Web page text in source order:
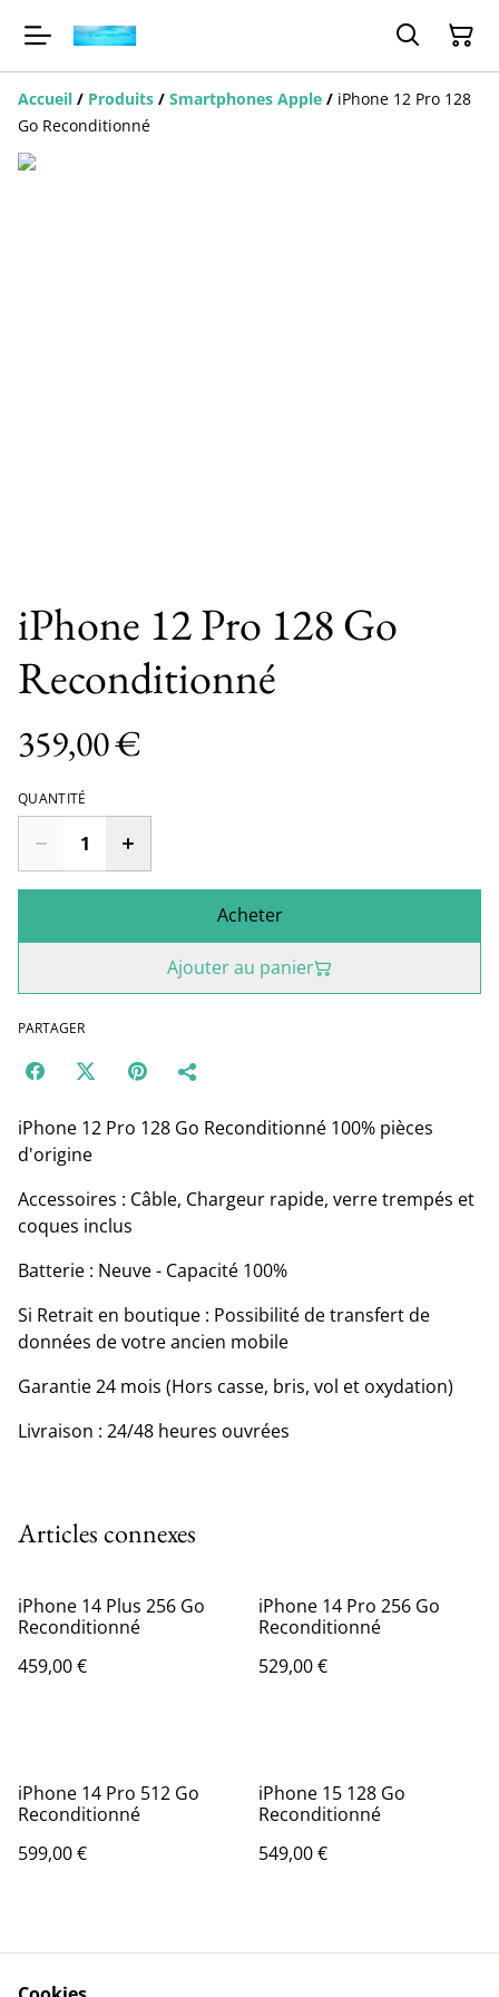
Accueil / Produits / Smartphones Apple / iPhone 12 Pro 128
Go Reconditionné
iPhone 12 Pro 128 Go
Reconditionné
359,00 €
QUANTITÉ
Acheter
Ajouter au panier
PARTAGER
iPhone 12 Pro 128 Go Reconditionné 100% pièces
d'origine
Accessoires : Câble, Chargeur rapide, verre trempés et
coques inclus
Batterie : Neuve - Capacité 100%
Si Retrait en boutique : Possibilité de transfert de
données de votre ancien mobile
Garantie 24 mois (Hors casse, bris, vol et oxydation)
Livraison : 24/48 heures ouvrées
Articles connexes
iPhone 14 Plus 256 Go
Reconditionné
459,00 €
iPhone 14 Pro 256 Go
Reconditionné
529,00 €
iPhone 14 Pro 512 Go
Reconditionné
599,00 €
iPhone 15 128 Go
Reconditionné
549,00 €